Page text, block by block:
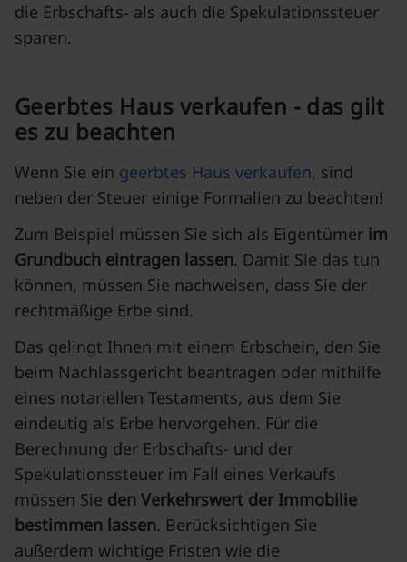
die Erbschafts- als auch die Spekulationssteuer
sparen.
Geerbtes Haus verkaufen - das gilt
es zu beachten
Wenn Sie ein geerbtes Haus verkaufen, sind
neben der Steuer einige Formalien zu beachten!
Zum Beispiel müssen Sie sich als Eigentümer im
Grundbuch eintragen lassen. Damit Sie das tun
können, müssen Sie nachweisen, dass Sie der
rechtmäßige Erbe sind.
Das gelingt Ihnen mit einem Erbschein, den Sie
beim Nachlassgericht beantragen oder mithilfe
eines notariellen Testaments, aus dem Sie
eindeutig als Erbe hervorgehen. Für die
Berechnung der Erbschafts- und der
Spekulationssteuer im Fall eines Verkaufs
müssen Sie den Verkehrswert der Immobilie
bestimmen lassen. Berücksichtigen Sie
außerdem wichtige Fristen wie die